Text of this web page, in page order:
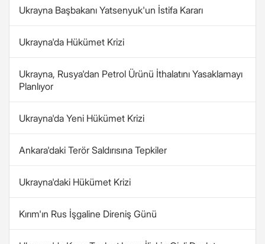
Ukrayna Başbakanı Yatsenyuk'un İstifa Kararı
Ukrayna'da Hükümet Krizi
Ukrayna, Rusya'dan Petrol Ürünü İthalatını Yasaklamayı
Planlıyor
Ukrayna'da Yeni Hükümet Krizi
Ankara'daki Terör Saldırısına Tepkiler
Ukrayna'daki Hükümet Krizi
Kırım'ın Rus İşgaline Direniş Günü